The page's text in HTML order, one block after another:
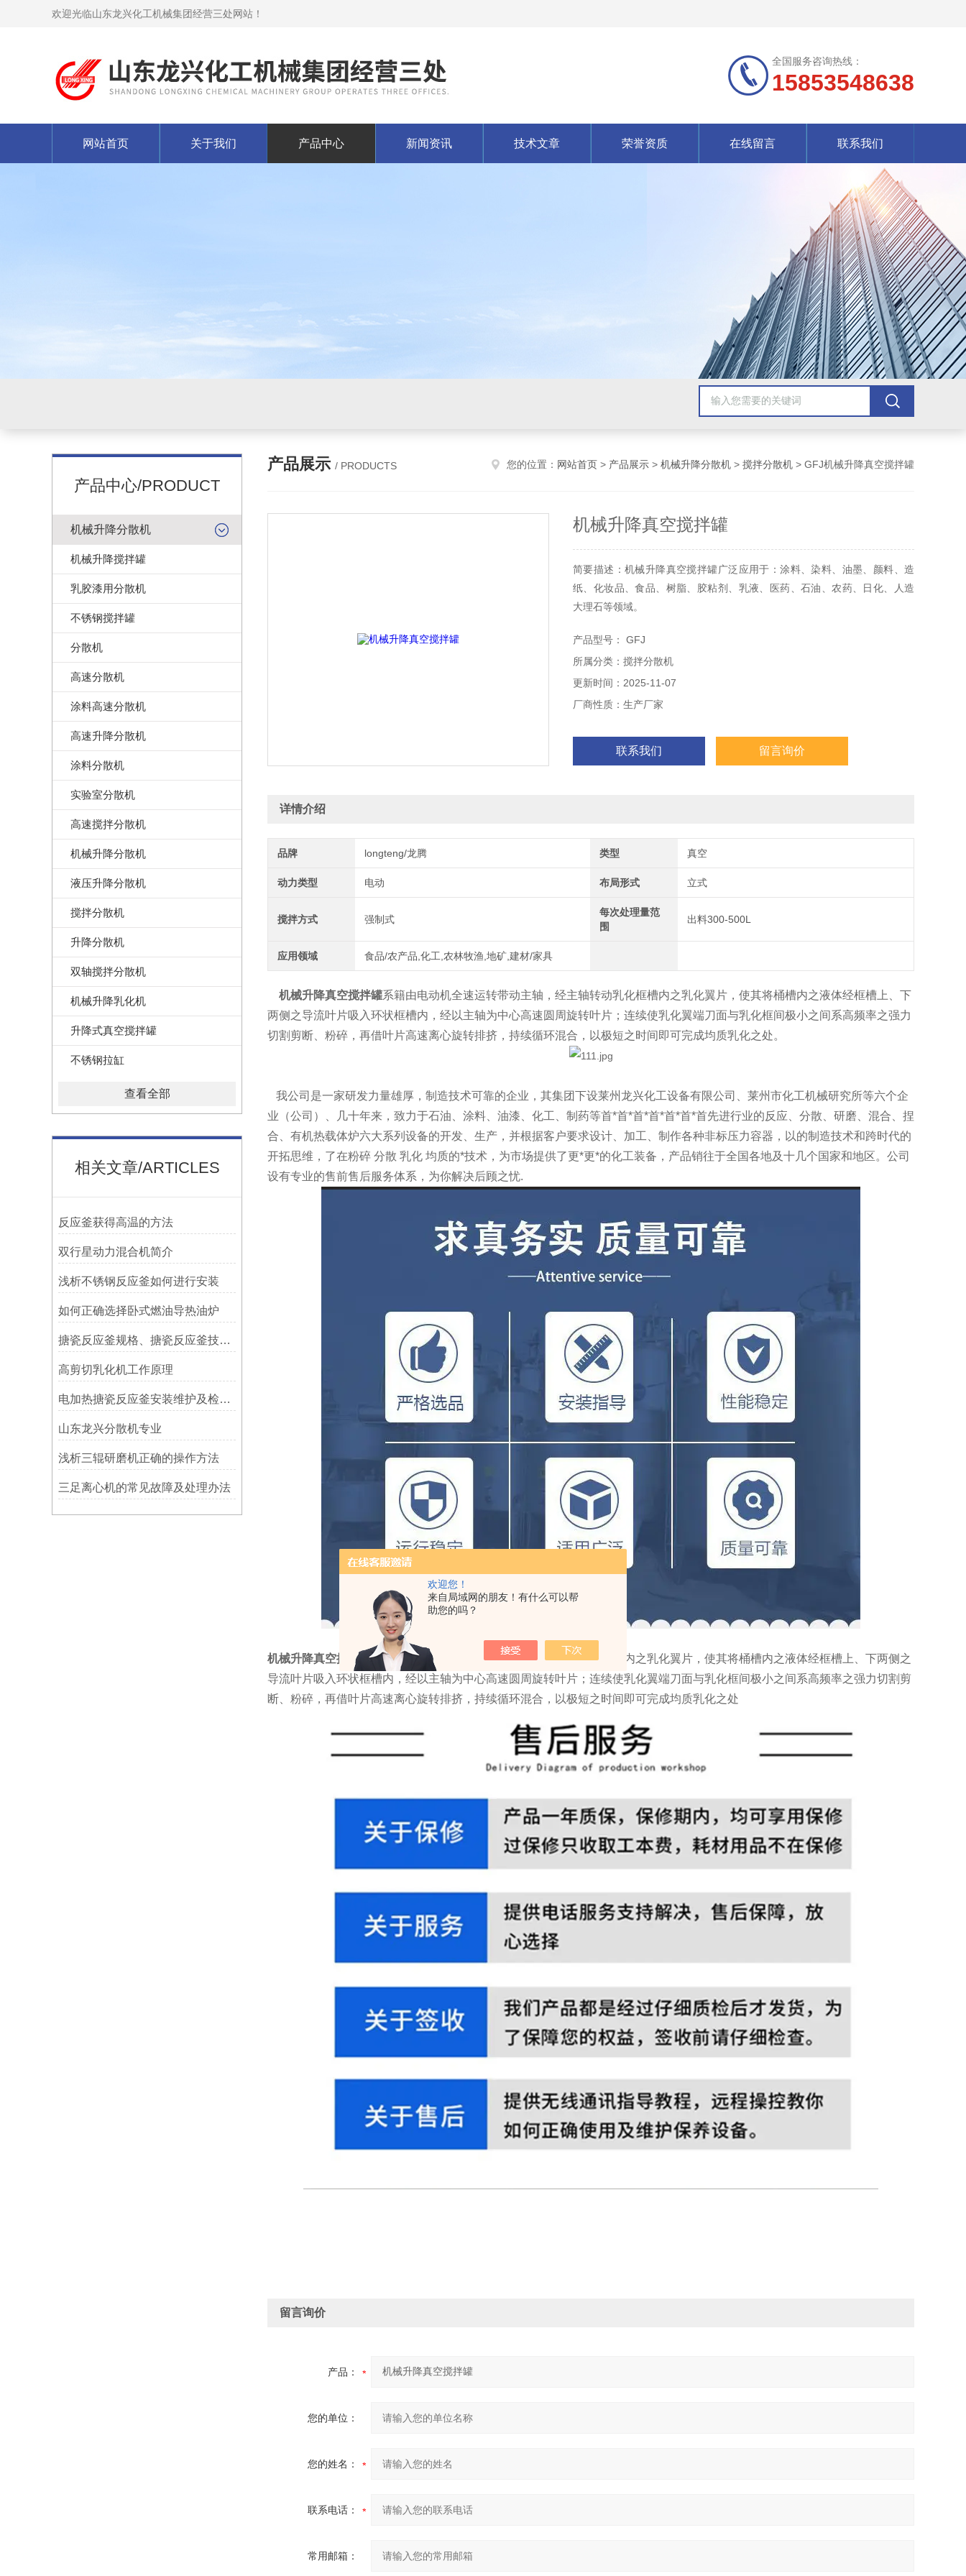
欢迎您！
来自局域网的朋友！有什么可以帮
助您的吗？
欢迎光临山东龙兴化工机械集团经营三处网站！
全国服务咨询热线：
15853548638
网站首页 关于我们 产品中心 新闻资讯 技术文章 荣誉资质 在线留言 联系我们
产品中心/PRODUCT
机械升降分散机
机械升降搅拌罐
乳胶漆用分散机
不锈钢搅拌罐
分散机
高速分散机
涂料高速分散机
高速升降分散机
涂料分散机
实验室分散机
高速搅拌分散机
机械升降分散机
液压升降分散机
搅拌分散机
升降分散机
双轴搅拌分散机
机械升降乳化机
升降式真空搅拌罐
不锈钢拉缸
查看全部
相关文章/ARTICLES
反应釜获得高温的方法
双行星动力混合机简介
浅析不锈钢反应釜如何进行安装
如何正确选择卧式燃油导热油炉
搪瓷反应釜规格、搪瓷反应釜技术参数、结构图
高剪切乳化机工作原理
电加热搪瓷反应釜安装维护及检修方案
山东龙兴分散机专业
浅析三辊研磨机正确的操作方法
三足离心机的常见故障及处理办法
产品展示 / PRODUCTS 您的位置： 网站首页 > 产品展示 > 机械升降分散机 > 搅拌分散机 > GFJ机械升降真空搅拌罐
机械升降真空搅拌罐
简要描述：机械升降真空搅拌罐广泛应用于：涂料、染料、油墨、颜料、造
纸、化妆品、食品、树脂、胶粘剂、乳液、医药、石油、农药、日化、人造
大理石等领域。
产品型号： GFJ
所属分类：搅拌分散机
更新时间：2025-11-07
厂商性质：生产厂家
联系我们 留言询价
详情介绍
品牌 longteng/龙腾 类型 真空
动力类型 电动 布局形式 立式
搅拌方式 强制式
每次处理量范
围
出料300-500L
应用领域 食品/农产品,化工,农林牧渔,地矿,建材/家具
机械升降真空搅拌罐系籍由电动机全速运转带动主轴，经主轴转动乳化框槽内之乳化翼片，使其将桶槽内之液体经框槽上、下
两侧之导流叶片吸入环状框槽内，经以主轴为中心高速圆周旋转叶片；连续使乳化翼端刀面与乳化框间极小之间系高频率之强力
切割剪断、粉碎，再借叶片高速离心旋转排挤，持续循环混合，以极短之时间即可完成均质乳化之处。
我公司是一家研发力量雄厚，制造技术可靠的企业，其集团下设莱州龙兴化工设备有限公司、莱州市化工机械研究所等六个企
业（公司）、几十年来，致力于石油、涂料、油漆、化工、制药等首*首*首*首*首*首*首先进行业的反应、分散、研磨、混合、捏
合、有机热载体炉六大系列设备的开发、生产，并根据客户要求设计、加工、制作各种非标压力容器，以的制造技术和跨时代的
开拓思维，了在粉碎 分散 乳化 均质的*技术，为市场提供了更*更*的化工装备，产品销往于全国各地及十几个国家和地区。公司
设有专业的售前售后服务体系，为你解决后顾之忧.
机械升降真空搅拌罐由电动机全速运转带动主轴，经主轴转动乳化框槽内之乳化翼片，使其将桶槽内之液体经框槽上、下两侧之
导流叶片吸入环状框槽内，经以主轴为中心高速圆周旋转叶片；连续使乳化翼端刀面与乳化框间极小之间系高频率之强力切割剪
断、粉碎，再借叶片高速离心旋转排挤，持续循环混合，以极短之时间即可完成均质乳化之处
留言询价
产品：
您的单位：
您的姓名：
联系电话：
常用邮箱：